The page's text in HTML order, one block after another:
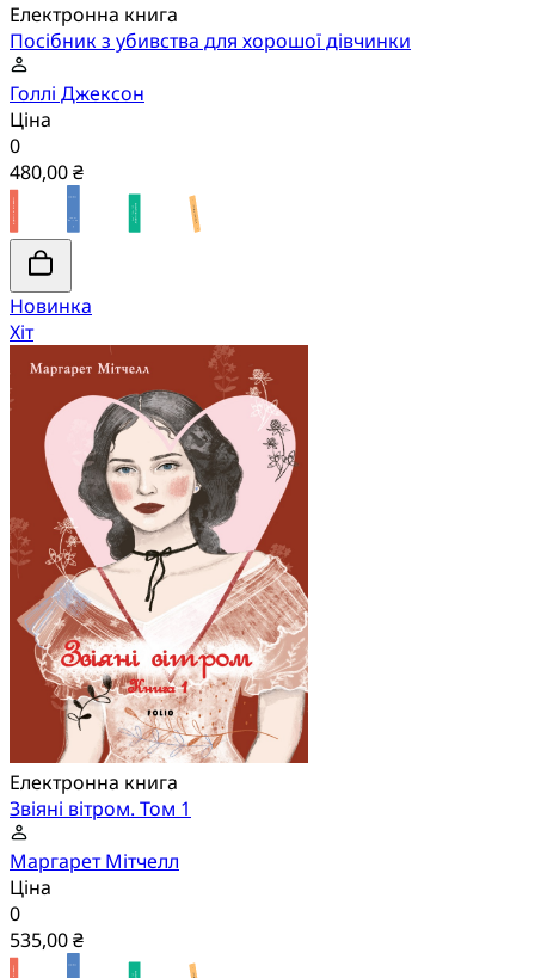
Електронна книга
Посібник з убивства для хорошої дівчинки
Голлі Джексон
Ціна
0
480,00 ₴
Новинка
Хіт
Електронна книга
Звіяні вітром. Том 1
Маргарет Мітчелл
Ціна
0
535,00 ₴